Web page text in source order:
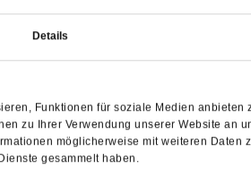
Details
Funktionen für soziale Medien anbieten
zu Ihrer Verwendung unserer Website an
möglicherweise mit weiteren Daten
gesammelt haben.